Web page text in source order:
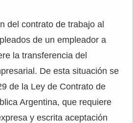
del contrato de trabajo al
de un empleador a
la transferencia del
De esta situación se
de la Ley de Contrato de
Argentina, que requiere
y escrita aceptación